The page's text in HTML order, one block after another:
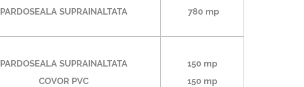
PARDOSEALA SUPRAINALTATA 780 mp
PARDOSEALA SUPRAINALTATA
COVOR PVC
150 mp
150 mp